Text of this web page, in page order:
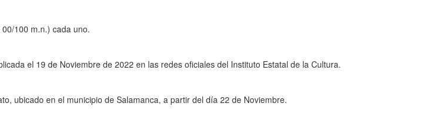
100 m.n.) cada uno.
el 19 de Noviembre de 2022 en las redes oficiales del Instituto Estatal de la Cultura.
ubicado en el municipio de Salamanca, a partir del día 22 de Noviembre.